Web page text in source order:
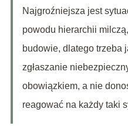
Najgroźniejsza jest
powodu hierarchii
budowie, dlatego trzeba
zgłaszanie
obowiązkiem, a nie
reagować na każdy taki